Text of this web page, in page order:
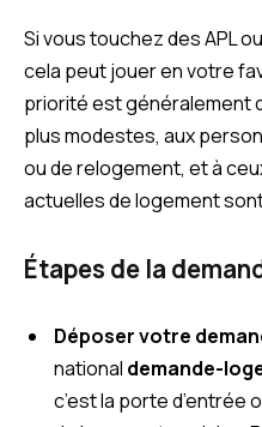
Si vous touchez des APL
cela peut jouer en votre
priorité est généralement
plus modestes, aux
ou de relogement, et à
actuelles de logement
Étapes de la
Déposer votre
national demande-
c’est la porte d’entrée